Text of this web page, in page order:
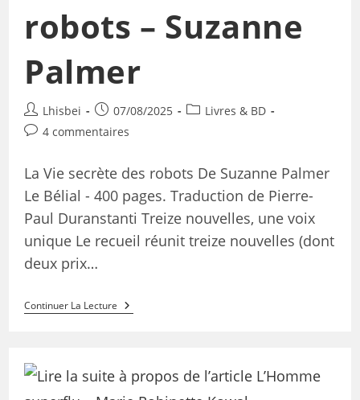
robots – Suzanne
Palmer
Lhisbei 07/08/2025
Livres & BD
4 commentaires
La Vie secrète des robots De Suzanne Palmer
Le Bélial - 400 pages. Traduction de Pierre-
Paul Duranstanti Treize nouvelles, une voix
unique Le recueil réunit treize nouvelles (dont
deux prix…
Continuer La Lecture